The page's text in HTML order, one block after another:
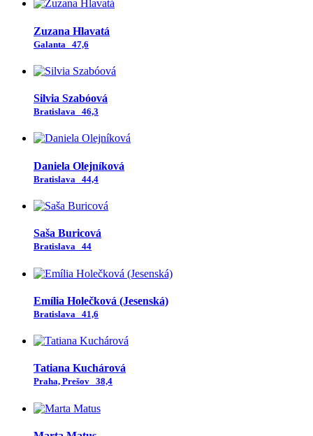
Zuzana Hlavatá
Galanta 47,6
Silvia Szabóová
Bratislava 46,3
Daniela Olejníková
Bratislava 44,4
Saša Buricová
Bratislava 44
Emília Holečková (Jesenská)
Bratislava 41,6
Tatiana Kuchárová
Praha, Prešov 38,4